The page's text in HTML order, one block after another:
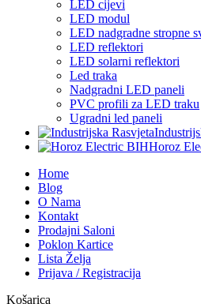
LED cijevi
LED modul
LED nadgradne stropne
LED reflektori
LED solarni reflektori
Led traka
Nadgradni LED paneli
PVC profili za LED traku
Ugradni led paneli
Horoz
Home
Blog
O Nama
Kontakt
Prodajni Saloni
Poklon Kartice
Lista Želja
Prijava / Registracija
Košarica